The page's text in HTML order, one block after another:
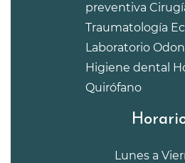
preventiva
Traumatología
Laboratorio
Higiene dental
Quirófano
Lunes a